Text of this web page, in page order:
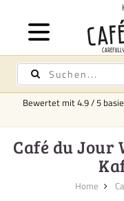
Bewertet mit4.9/5
Café du Jour
Home